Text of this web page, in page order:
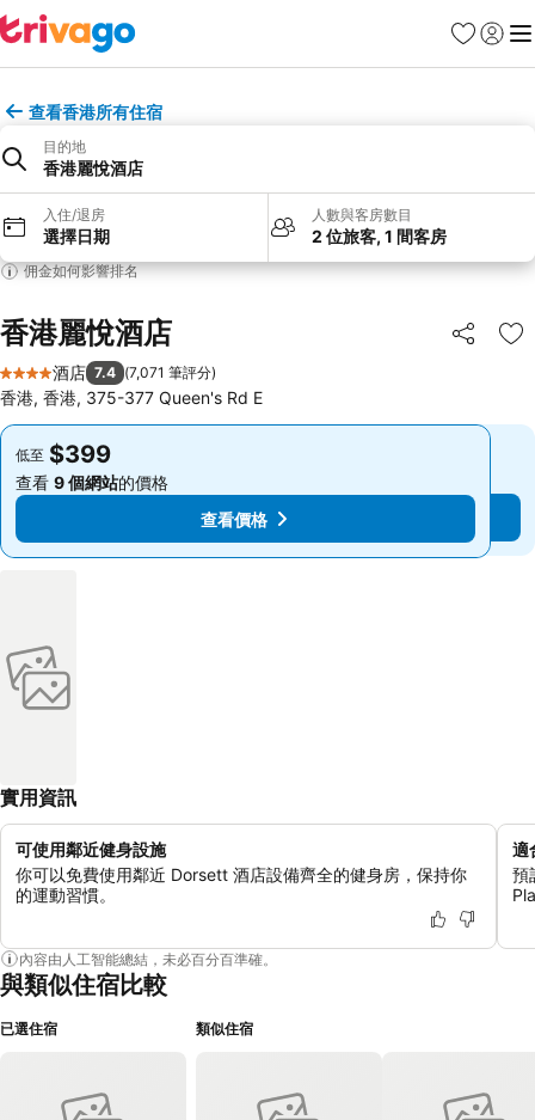
收藏夾
登入 選
查看香港所有住宿
目的地
香港麗悅酒店
入住/退房
選擇日期
人數與客房數目
2 位旅客, 1 間客房
佣金如何影響排名
香港麗悅酒店 分享
放
4 星級
酒店 7.4 (7,071 筆評分)
香港, 香港, 375-377 Queen's Rd E
低至 $399
查看 9 個網站的價格
查看價格
低至 $399
查看 9 個網站的價格
查看價格
實用資訊
可使用鄰近健身設施
你可以免費使用鄰近 Dorsett 酒店設備齊全的健身房，保持你
的運動習慣。
適
預
內容由人工智能總結，未必百分百準確。
與類似住宿比較
已選住宿 類似住宿